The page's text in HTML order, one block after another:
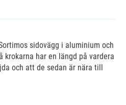
sidovägg i aluminium och
har en längd på vardera
och att de sedan är nära till